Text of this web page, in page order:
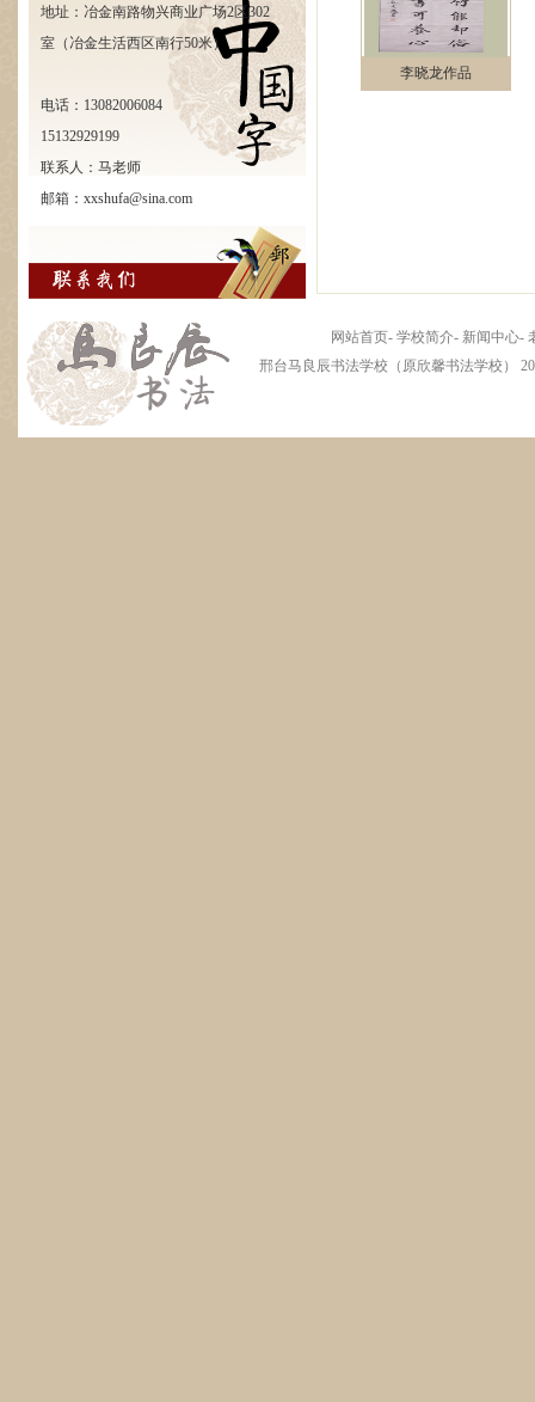
地址：冶金南路物兴商业广场2区302
室（冶金生活西区南行50米）
电话：13082006084
15132929199
联系人：马老师
邮箱：xxshufa@sina.com
李晓龙作品
网站首页- 学校简介- 新闻中心-
邢台马良辰书法学校（原欣馨书法学校）